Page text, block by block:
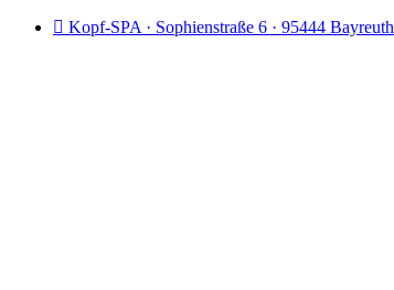
Kopf-SPA · Sophienstraße 6 · 95444 Bayreuth